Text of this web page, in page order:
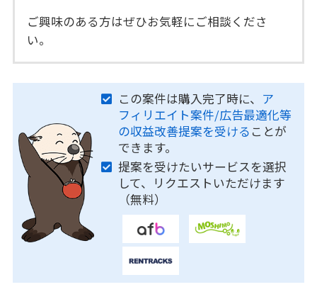
ご興味のある方はぜひお気軽にご相談くださ
い。
この案件は購入完了時に、 ア
フィリエイト案件/広告最適化等
の収益改善提案を受ける ことが
できます。
提案を受けたいサービスを選択
して、リクエストいただけます
（無料）